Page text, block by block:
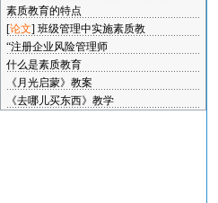
素质教育的特点
[论文] 班级管理中实施素质教
“注册企业风险管理师
什么是素质教育
《月光启蒙》教案
《去哪儿买东西》教学